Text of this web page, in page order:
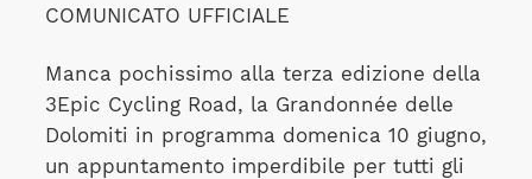
COMUNICATO UFFICIALE
Manca pochissimo alla terza edizione della
3Epic Cycling Road, la Grandonnée delle
Dolomiti in programma domenica 10 giugno,
un appuntamento imperdibile per tutti gli